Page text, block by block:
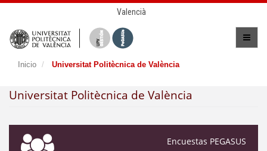
Valencià
Inicio Universitat Politècnica de València
Universitat Politècnica de València
Encuestas PEGASUS